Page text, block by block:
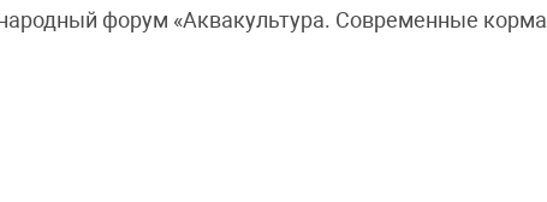
форум «Аквакультура. Современные корма